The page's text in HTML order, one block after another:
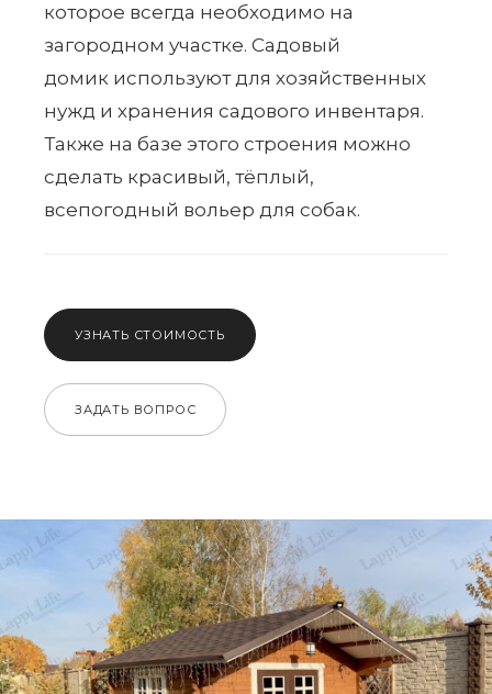
которое всегда необходимо на
загородном участке. Садовый
домик используют для хозяйственных
нужд и хранения садового инвентаря.
Также на базе этого строения можно
сделать красивый, тёплый,
всепогодный вольер для собак.
УЗНАТЬ СТОИМОСТЬ
ЗАДАТЬ ВОПРОС